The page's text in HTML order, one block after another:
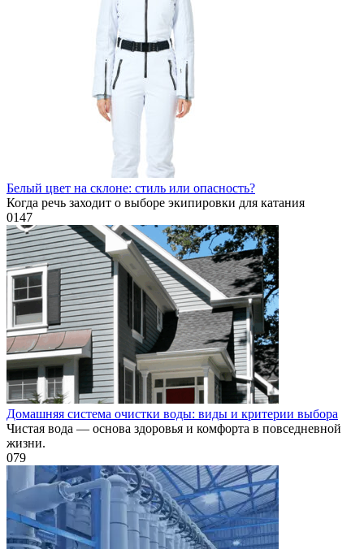
Белый цвет на склоне: стиль или опасность?
Когда речь заходит о выборе экипировки для катания
0147
Домашняя система очистки воды: виды и критерии выбора
Чистая вода — основа здоровья и комфорта в повседневной
жизни.
079